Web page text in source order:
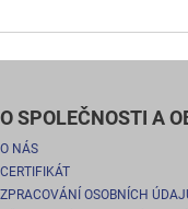
O SPOLEČNOSTI A
O NÁS
CERTIFIKÁT
ZPRACOVÁNÍ OSOBNÍCH